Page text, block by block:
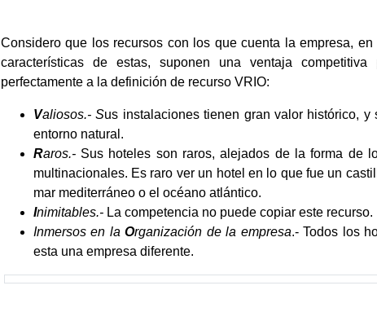
Considero que los recursos con los que cuenta la empresa,
características de estas, suponen una ventaja
perfectamente a la definición de recurso VRIO:
Valiosos.- Sus instalaciones tienen gran valor histórico,
entorno natural.
Raros.- Sus hoteles son raros, alejados de la forma de
multinacionales. Es raro ver un hotel en lo que fue un
mar mediterráneo o el océano atlántico.
Inimitables.- La competencia no puede copiar este recurso.
Inmersos en laOrganización de la empresa.- Todos los
esta una empresa diferente.